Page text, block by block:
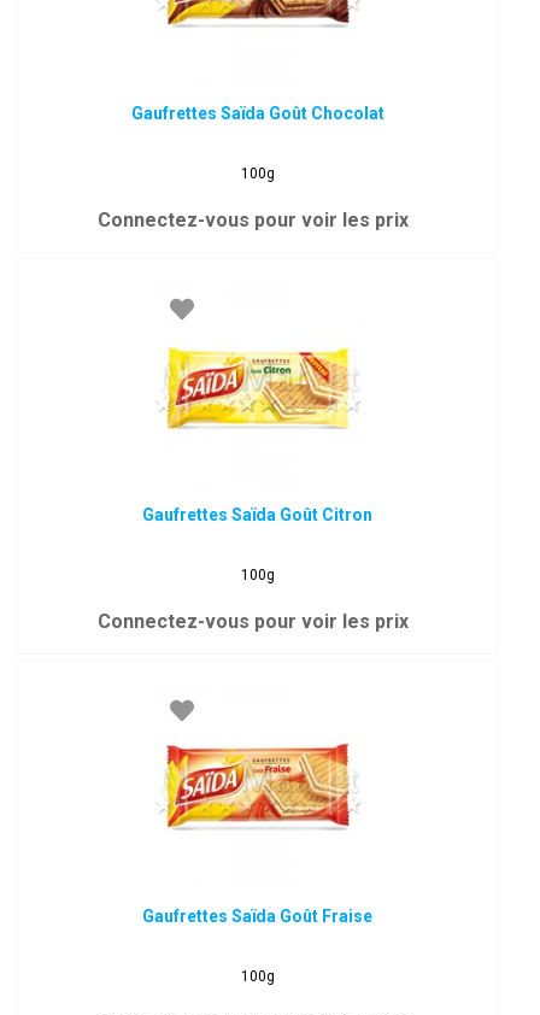
Gaufrettes Saïda Goût Chocolat
100g
Connectez-vous pour voir les prix
Gaufrettes Saïda Goût Citron
100g
Connectez-vous pour voir les prix
Gaufrettes Saïda Goût Fraise
100g